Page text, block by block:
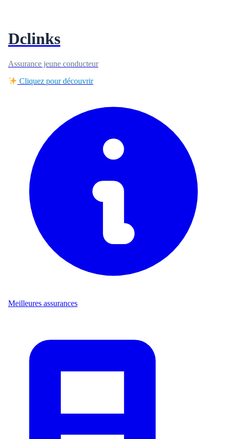
Dclinks
Assurance jeune conducteur
Cliquez pour découvrir
Meilleures assurances